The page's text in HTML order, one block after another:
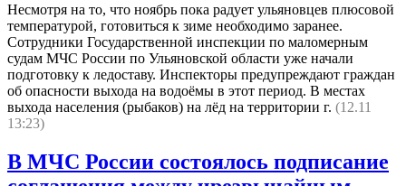
Несмотря на то, что ноябрь пока радует ульяновцев плюсовой
температурой, готовиться к зиме необходимо заранее.
Сотрудники Государственной инспекции по маломерным
судам МЧС России по Ульяновской области уже начали
подготовку к ледоставу. Инспекторы предупреждают граждан
об опасности выхода на водоёмы в этот период. В местах
выхода населения (рыбаков) на лёд на территории г. (12.11
13:23)
В МЧС России состоялось подписание